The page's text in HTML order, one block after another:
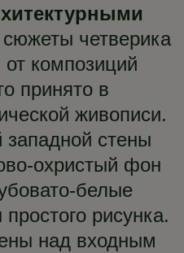
сюжеты четверика
композиций
принято в
живописи.
стены
охристый фон
белые
рисунка.
над входным